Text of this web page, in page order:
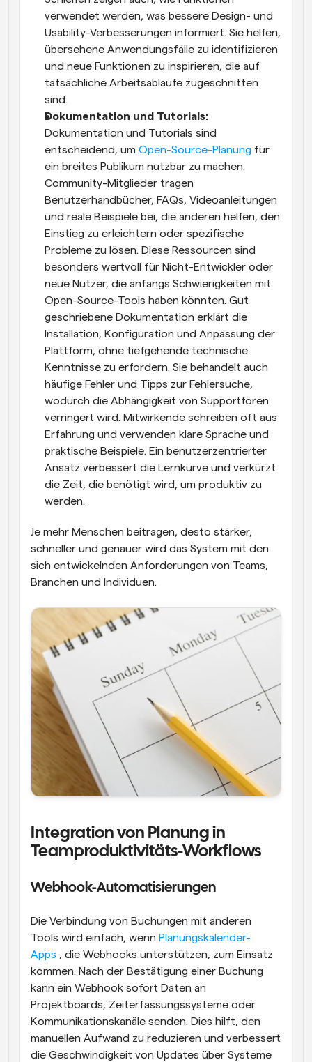
verwendet werden, was bessere Design- und
Usability-Verbesserungen informiert. Sie helfen,
übersehene Anwendungsfälle zu identifizieren
und neue Funktionen zu inspirieren, die auf
tatsächliche Arbeitsabläufe zugeschnitten
sind.
Dokumentation und Tutorials:
Dokumentation und Tutorials sind
entscheidend, um Open-Source-Planung für
ein breites Publikum nutzbar zu machen.
Community-Mitglieder tragen
Benutzerhandbücher, FAQs, Videoanleitungen
und reale Beispiele bei, die anderen helfen, den
Einstieg zu erleichtern oder spezifische
Probleme zu lösen. Diese Ressourcen sind
besonders wertvoll für Nicht-Entwickler oder
neue Nutzer, die anfangs Schwierigkeiten mit
Open-Source-Tools haben könnten. Gut
geschriebene Dokumentation erklärt die
Installation, Konfiguration und Anpassung der
Plattform, ohne tiefgehende technische
Kenntnisse zu erfordern. Sie behandelt auch
häufige Fehler und Tipps zur Fehlersuche,
wodurch die Abhängigkeit von Supportforen
verringert wird. Mitwirkende schreiben oft aus
Erfahrung und verwenden klare Sprache und
praktische Beispiele. Ein benutzerzentrierter
Ansatz verbessert die Lernkurve und verkürzt
die Zeit, die benötigt wird, um produktiv zu
werden.
Je mehr Menschen beitragen, desto stärker,
schneller und genauer wird das System mit den
sich entwickelnden Anforderungen von Teams,
Branchen und Individuen.
Integration von Planung in
Teamproduktivitäts-Workflows
Webhook-Automatisierungen
Die Verbindung von Buchungen mit anderen
Tools wird einfach, wenn Planungskalender-
Apps , die Webhooks unterstützen, zum Einsatz
kommen. Nach der Bestätigung einer Buchung
kann ein Webhook sofort Daten an
Projektboards, Zeiterfassungssysteme oder
Kommunikationskanäle senden. Dies hilft, den
manuellen Aufwand zu reduzieren und verbessert
die Geschwindigkeit von Updates über Systeme